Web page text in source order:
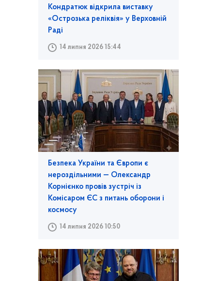
Кондратюк відкрила виставку
«Острозька реліквія» у Верховній
Раді
14 липня 2026 15:44
Безпека України та Європи є
нероздільними — Олександр
Корнієнко провів зустріч із
Комісаром ЄС з питань оборони і
космосу
14 липня 2026 10:50